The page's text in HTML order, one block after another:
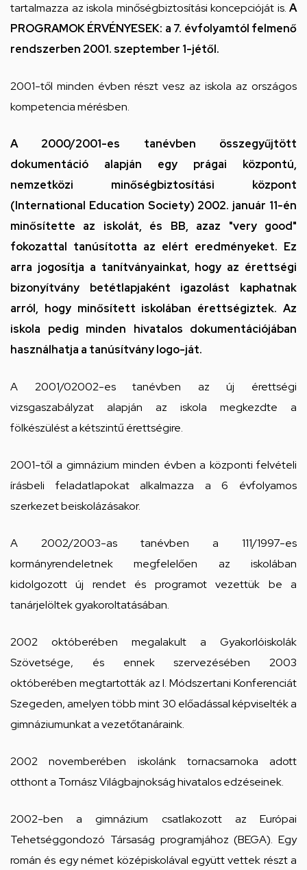
tartalmazza az iskola minőségbiztosítási koncepcióját is. A
PROGRAMOK ÉRVÉNYESEK: a 7. évfolyamtól felmenő
rendszerben 2001. szeptember 1-jétől.
2001-től minden évben részt vesz az iskola az országos
kompetencia mérésben.
A 2000/2001-es tanévben összegyűjtött
dokumentáció alapján egy prágai központú,
nemzetközi minőségbiztosítási központ
(International Education Society) 2002. január 11-én
minősítette az iskolát, és BB, azaz "very good"
fokozattal tanúsította az elért eredményeket. Ez
arra jogosítja a tanítványainkat, hogy az érettségi
bizonyítvány betétlapjaként igazolást kaphatnak
arról, hogy minősített iskolában érettségiztek. Az
iskola pedig minden hivatalos dokumentációjában
használhatja a tanúsítvány logo-ját.
A 2001/02002-es tanévben az új érettségi
vizsgaszabályzat alapján az iskola megkezdte a
fölkészülést a kétszintű érettségire.
2001-től a gimnázium minden évben a központi felvételi
írásbeli feladatlapokat alkalmazza a 6 évfolyamos
szerkezet beiskolázásakor.
A 2002/2003-as tanévben a 111/1997-es
kormányrendeletnek megfelelően az iskolában
kidolgozott új rendet és programot vezettük be a
tanárjelöltek gyakoroltatásában.
2002 októberében megalakult a Gyakorlóiskolák
Szövetsége, és ennek szervezésében 2003
októberében megtartották az I. Módszertani Konferenciát
Szegeden, amelyen több mint 30 előadással képviselték a
gimnáziumunkat a vezetőtanáraink.
2002 novemberében iskolánk tornacsarnoka adott
otthont a Tornász Világbajnokság hivatalos edzéseinek.
2002-ben a gimnázium csatlakozott az Európai
Tehetséggondozó Társaság programjához (BEGA). Egy
román és egy német középiskolával együtt vettek részt a